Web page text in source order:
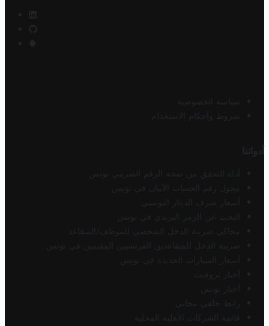
سياسة الخصوصية
شروط وأحكام الاستخدام
أدواتنا
أداة التحقق من صحة الرقم الضريبي تونس
محول رقم الحساب الآيبان في تونس
أسعار صرف الدينار التونسي
البحث عن الرمز البريدي في تونس
محاكي ضريبة الدخل الشخصي للموظف/المتقاعد
ضريبة الدخل للمتقاعدين الفرنسيين المقيمين في تونس
أسعار السيارات الجديدة في تونس
أخبار تروفيت
أخبار تونس
رابط خلفي مجاني
قائمة الشركات الأهلية المحلية